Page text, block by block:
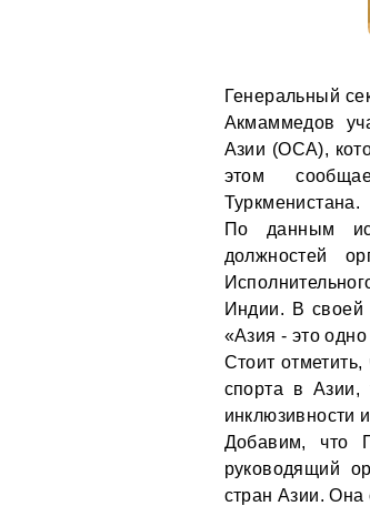
Генеральный
Акмаммедов
Азии (ОСА),
этом
Туркменистана.
По данным
должностей
Индии. В своей
«Азия - это
Стоит
спорта в Азии,
инклюзивности
Добавим, что
руководящий
стран Азии.